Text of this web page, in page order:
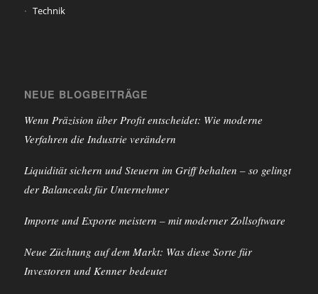
Technik
NEUE BLOGBEITRÄGE
Wenn Präzision über Profit entscheidet: Wie moderne
Verfahren die Industrie verändern
Liquidität sichern und Steuern im Griff behalten – so gelingt
der Balanceakt für Unternehmer
Importe und Exporte meistern – mit moderner Zollsoftware
Neue Züchtung auf dem Markt: Was diese Sorte für
Investoren und Kenner bedeutet